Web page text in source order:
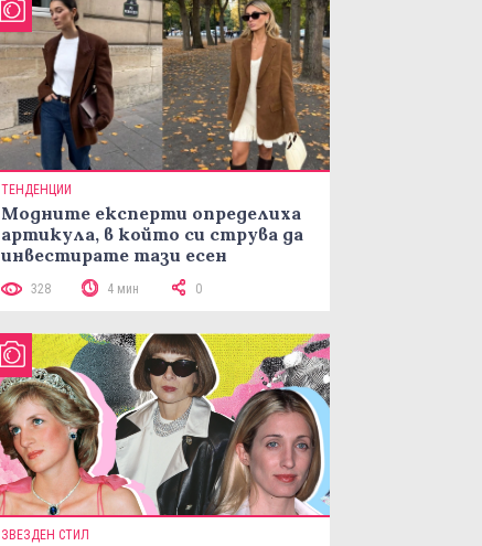
ТЕНДЕНЦИИ
Модните експерти определиха
артикула, в който си струва да
инвестирате тази есен
328 4 мин 0
ЗВЕЗДЕН СТИЛ